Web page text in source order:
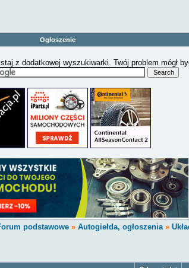
Ogłoszenie
z dodatkowej wyszukiwarki. Twój problem mógł
podstawowe » Autogiełda, ogłoszenia»